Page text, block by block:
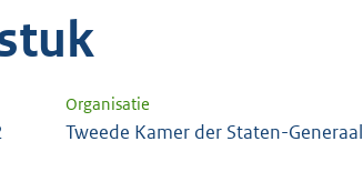
Organisatie
Tweede Kamer der Staten-Generaal